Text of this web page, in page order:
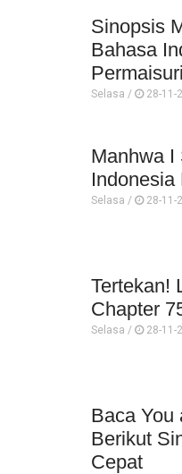
Sinopsis
Bahasa
Selasa / 28-11-
Manhwa I
Indonesia
Selasa / 28-11-
Tertekan!
Chapter
Selasa / 28-11-
Baca You
Berikut
Cepat